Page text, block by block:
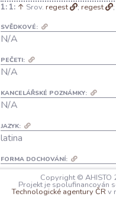
1: ↑ Srov. regest ; regest ;
SVĚDKOVÉ:
N/A
PEČETI:
N/A
KANCELÁŘSKÉ POZNÁMKY:
N/A
JAZYK:
latina
FORMA DOCHOVÁNÍ:
A: N/A
B: opis v papežských
Copyright © AHISTO
Projekt je spolufinancován
Technologické agentury ČR v